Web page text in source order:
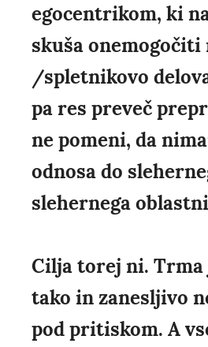
egocentrikom, ki
skuša onemogočiti
/spletnikovo
pa res preveč
ne pomeni, da
odnosa do
slehernega
Cilja torej ni. Trma
tako in zanesljivo
pod pritiskom. A